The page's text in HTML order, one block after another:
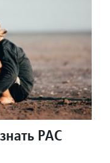
РАС